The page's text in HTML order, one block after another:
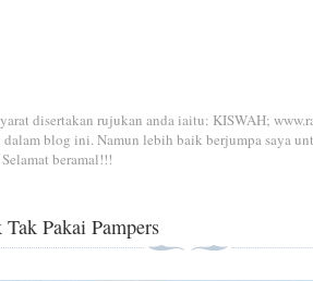
disertakan rujukan anda iaitu: KISWAH;
blog ini. Namun lebih baik berjumpa saya
beramal!!!
Pakai Pampers